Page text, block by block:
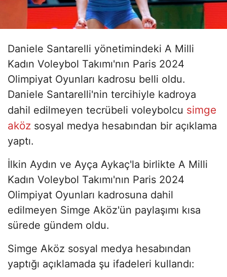
Daniele Santarelli yönetimindeki A Milli
Kadın Voleybol Takımı'nın Paris 2024
Olimpiyat Oyunları kadrosu belli oldu.
Daniele Santarelli'nin tercihiyle kadroya
dahil edilmeyen tecrübeli voleybolcu simge
aköz sosyal medya hesabından bir açıklama
yaptı.
İlkin Aydın ve Ayça Aykaç'la birlikte A Milli
Kadın Voleybol Takımı'nın Paris 2024
Olimpiyat Oyunları kadrosuna dahil
edilmeyen Simge Aköz'ün paylaşımı kısa
sürede gündem oldu.
Simge Aköz sosyal medya hesabından
yaptığı açıklamada şu ifadeleri kullandı: